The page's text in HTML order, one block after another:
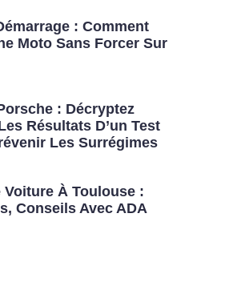
: Comment
Moto Sans Forcer Sur
: Décryptez
Résultats D’un Test
Les Surrégimes
Voiture À Toulouse :
Conseils Avec ADA